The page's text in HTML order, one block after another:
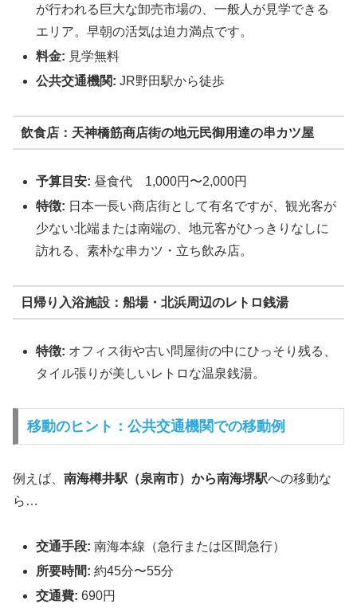
が行われる巨大な卸売市場の、一般人が見学できる
エリア。早朝の活気は迫力満点です。
料金: 見学無料
公共交通機関: JR野田駅から徒歩
飲食店：天神橋筋商店街の地元民御用達の串カツ屋
予算目安: 昼食代 1,000円〜2,000円
特徴: 日本一長い商店街として有名ですが、観光客が
少ない北端または南端の、地元客がひっきりなしに
訪れる、素朴な串カツ・立ち飲み店。
日帰り入浴施設：船場・北浜周辺のレトロ銭湯
特徴: オフィス街や古い問屋街の中にひっそり残る、
タイル張りが美しいレトロな温泉銭湯。
移動のヒント：公共交通機関での移動例
例えば、 南海樽井駅（泉南市）から南海堺駅への移動な
ら…
交通手段: 南海本線（急行または区間急行）
所要時間: 約45分〜55分
交通費: 690円